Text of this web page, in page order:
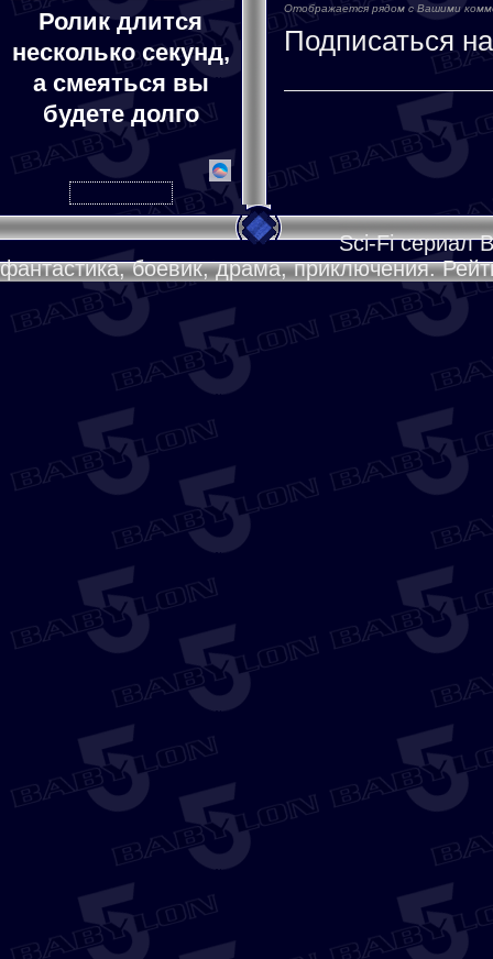
Ролик длится
несколько секунд,
а смеяться вы
будете долго
Отображается рядом с Вашими
Подписаться
Sci-Fi сериал
фантастика, боевик, драма, приключения.